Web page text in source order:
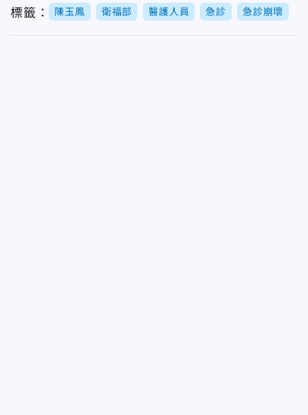
標籤： 陳玉鳳 衛福部 醫護人員 急診 急診崩壞